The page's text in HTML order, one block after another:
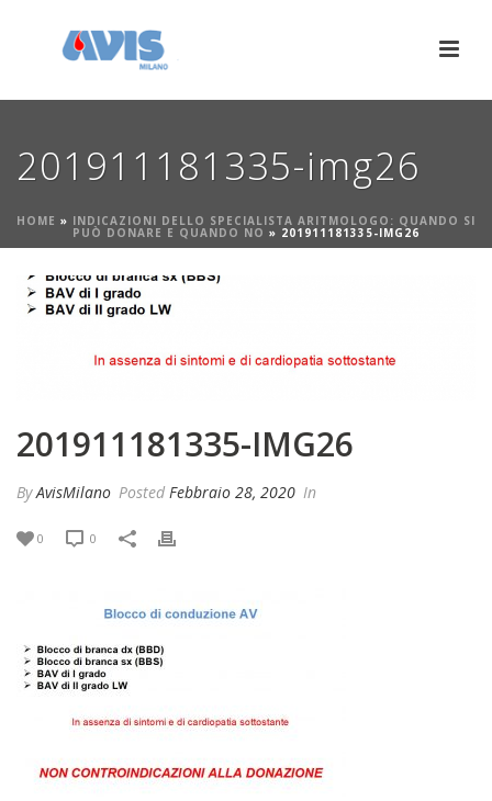
201911181335-img26
HOME » INDICAZIONI DELLO SPECIALISTA ARITMOLOGO: QUANDO SI
PUÒ DONARE E QUANDO NO » 201911181335-IMG26
201911181335-IMG26
ByAvisMilano Posted Febbraio 28, 2020 In
0 0